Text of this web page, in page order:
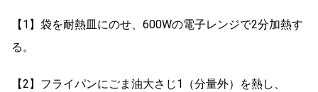
【1】袋を耐熱皿にのせ、600Wの電子レンジで2分加熱す
る。
【2】フライパンにごま油大さじ1（分量外）を熱し、